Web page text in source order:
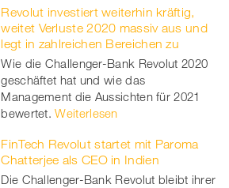
Revolut investiert weiterhin kräftig,
weitet Verluste 2020 massiv aus und
legt in zahlreichen Bereichen zu
Wie die Challenger-Bank Revolut 2020
geschäftet hat und wie das
Management die Aussichten für 2021
bewertet. Weiterlesen
FinTech Revolut startet mit Paroma
Chatterjee als CEO in Indien
Die Challenger-Bank Revolut bleibt ihrer